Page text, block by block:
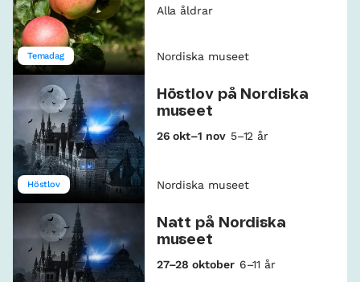
Temadag
Alla åldrar
Nordiska museet
Höstlov
Höstlov på Nordiska
museet
26 okt–1 nov 5–12 år
Nordiska museet
Natt på Nordiska
museet
27–28 oktober 6–11 år